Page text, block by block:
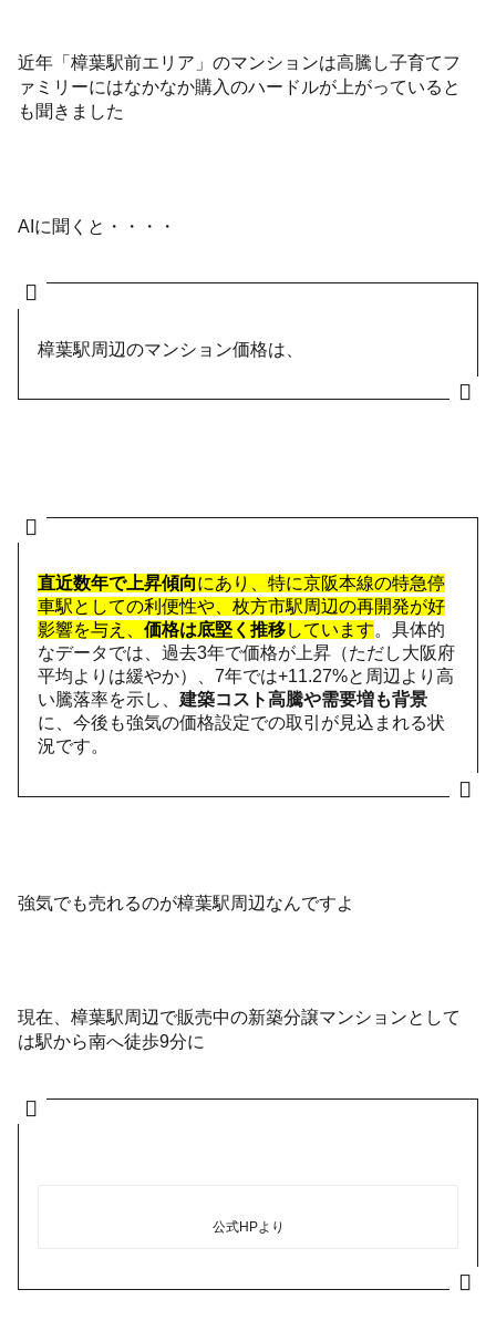
近年「樟葉駅前エリア」のマンションは高騰し子育てフ
ァミリーにはなかなか購入のハードルが上がっていると
も聞きました
AIに聞くと・・・・
樟葉駅周辺のマンション価格は、
直近数年で上昇傾向にあり、特に京阪本線の特急停
車駅としての利便性や、枚方市駅周辺の再開発が好
影響を与え、価格は底堅く推移しています。具体的
なデータでは、過去3年で価格が上昇（ただし大阪府
平均よりは緩やか）、7年では+11.27%と周辺より高
い騰落率を示し、建築コスト高騰や需要増も背景
に、今後も強気の価格設定での取引が見込まれる状
況です。
強気でも売れるのが樟葉駅周辺なんですよ
現在、樟葉駅周辺で販売中の新築分譲マンションとして
は駅から南へ徒歩9分に
公式HPより